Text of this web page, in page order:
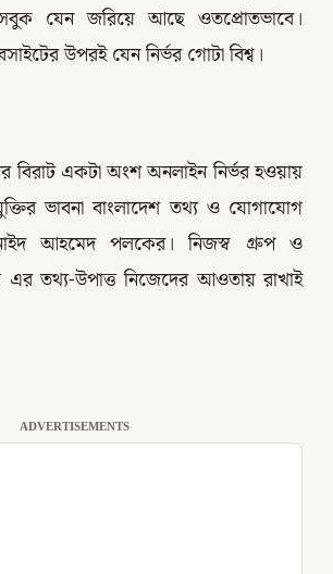
যেন জরিয়ে আছে ওতপ্রোতভাবে।
উপরই যেন নির্ভর গোটা বিশ্ব।
বিরাট একটা অংশ অনলাইন নির্ভর হওয়ায়
ভাবনা বাংলাদেশ তথ্য ও যোগাযোগ
জুনাইদ আহমেদ পলকের। নিজস্ব গ্রুপ ও
এর তথ্য-উপাত্ত নিজেদের আওতায় রাখাই
ADVERTISEMENTS